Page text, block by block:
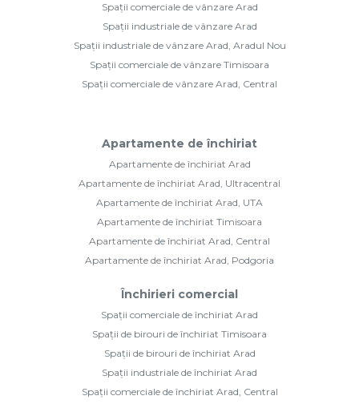
Spații comerciale de vânzare Arad
Spații industriale de vânzare Arad
Spații industriale de vânzare Arad, Aradul Nou
Spații comerciale de vânzare Timisoara
Spații comerciale de vânzare Arad, Central
Apartamente de închiriat
Apartamente de închiriat Arad
Apartamente de închiriat Arad, Ultracentral
Apartamente de închiriat Arad, UTA
Apartamente de închiriat Timisoara
Apartamente de închiriat Arad, Central
Apartamente de închiriat Arad, Podgoria
Închirieri comercial
Spații comerciale de închiriat Arad
Spații de birouri de închiriat Timisoara
Spații de birouri de închiriat Arad
Spații industriale de închiriat Arad
Spații comerciale de închiriat Arad, Central